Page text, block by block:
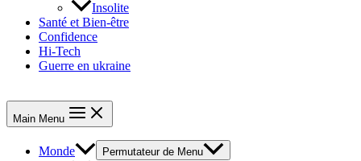
Insolite
Santé et Bien-être
Confidence
Hi-Tech
Guerre en ukraine
Main Menu
Monde Permutateur de Menu